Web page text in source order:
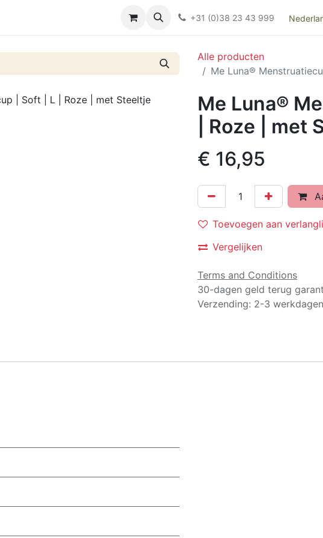
Kieswijzer nacht- en kraamverband
+31 (0)38 23 43 999
Alle producten
Me Luna®
Me Luna®
| Roze | met
€ 16,95
Toevoegen aan
Vergelijken
Terms and Conditions
30-dagen geld terug
Verzending: 2-3 werkdagen